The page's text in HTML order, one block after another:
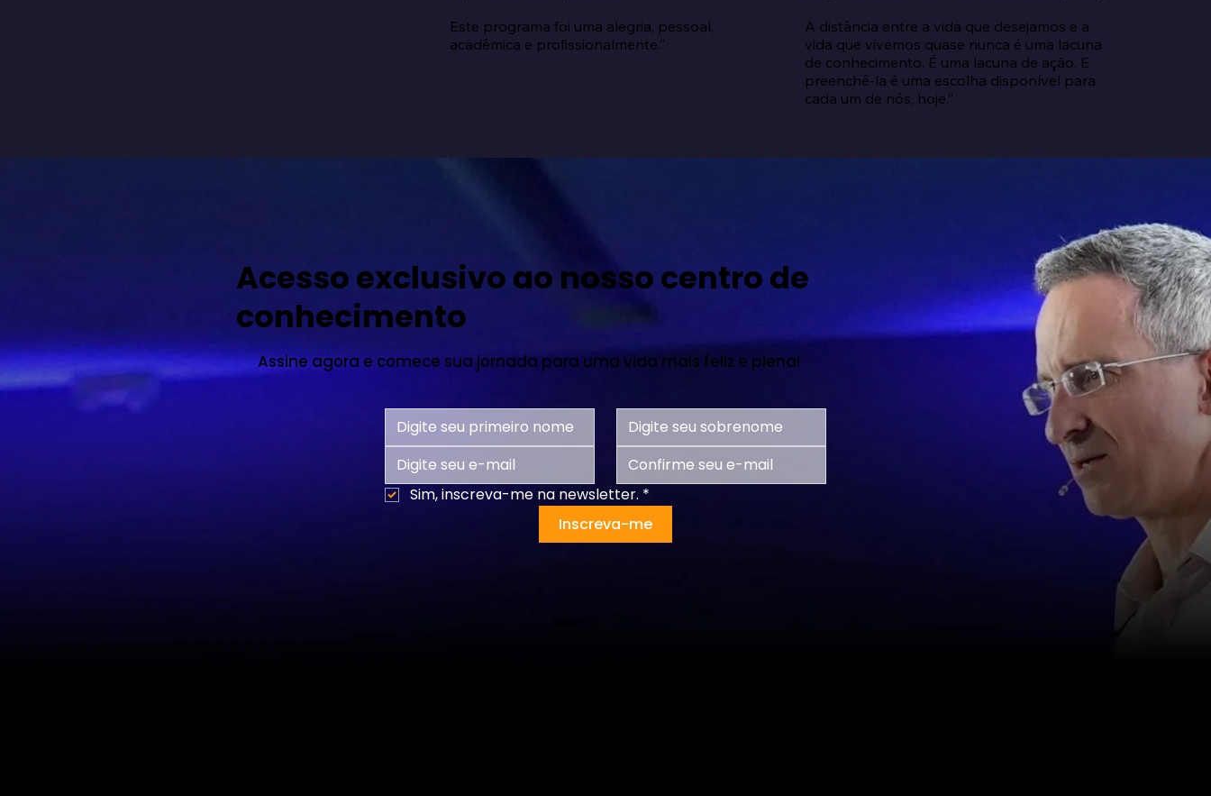
Este programa foi uma alegria, pessoal,
acadêmica e profissionalmente.”
A distância entre a vida que desejamos e a
vida que vivemos quase nunca é uma lacuna
de conhecimento. É uma lacuna de ação. E
preenchê-la é uma escolha disponível para
cada um de nós, hoje.”
Acesso exclusivo ao nosso centro de
conhecimento
Assine agora e comece sua jornada para uma vida mais feliz e plena!
Sim, inscreva-me na newsletter. *
Inscreva-me